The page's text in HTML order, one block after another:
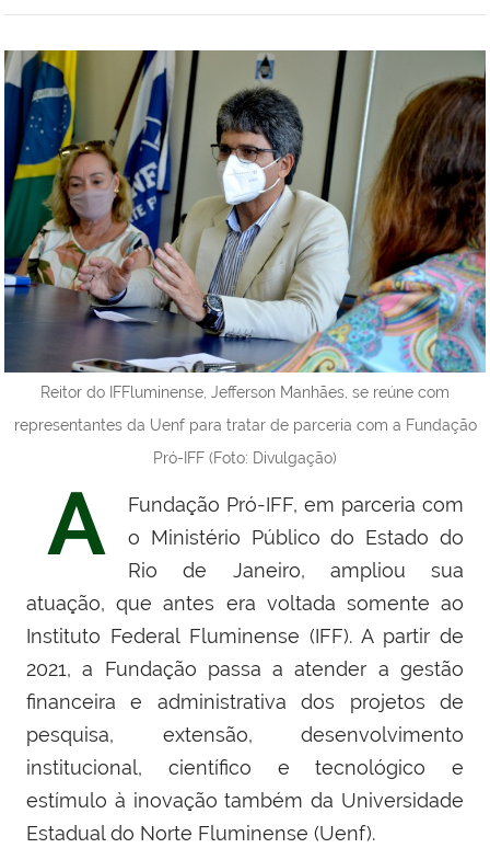
Reitor do IFFluminense, Jefferson Manhães, se reúne com
representantes da Uenf para tratar de parceria com a Fundação
Pró-IFF (Foto: Divulgação)
A
Fundação Pró-IFF, em parceria com
o Ministério Público do Estado do
Rio de Janeiro, ampliou sua
atuação, que antes era voltada somente ao
Instituto Federal Fluminense (IFF). A partir de
2021, a Fundação passa a atender a gestão
financeira e administrativa dos projetos de
pesquisa, extensão, desenvolvimento
institucional, científico e tecnológico e
estímulo à inovação também da Universidade
Estadual do Norte Fluminense (Uenf).